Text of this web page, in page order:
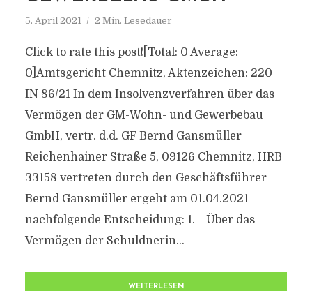
5. April 2021 2 Min. Lesedauer
Click to rate this post![Total: 0 Average:
0]Amtsgericht Chemnitz, Aktenzeichen: 220
IN 86/21 In dem Insolvenzverfahren über das
Vermögen der GM-Wohn- und Gewerbebau
GmbH, vertr. d.d. GF Bernd Gansmüller
Reichenhainer Straße 5, 09126 Chemnitz, HRB
33158 vertreten durch den Geschäftsführer
Bernd Gansmüller ergeht am 01.04.2021
nachfolgende Entscheidung: 1. Über das
Vermögen der Schuldnerin...
WEITERLESEN